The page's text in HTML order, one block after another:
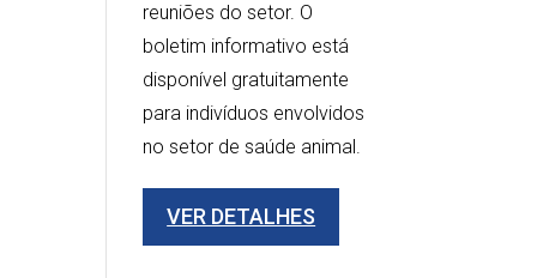
reuniões do setor. O
boletim informativo está
disponível gratuitamente
para indivíduos envolvidos
no setor de saúde animal.
VER DETALHES